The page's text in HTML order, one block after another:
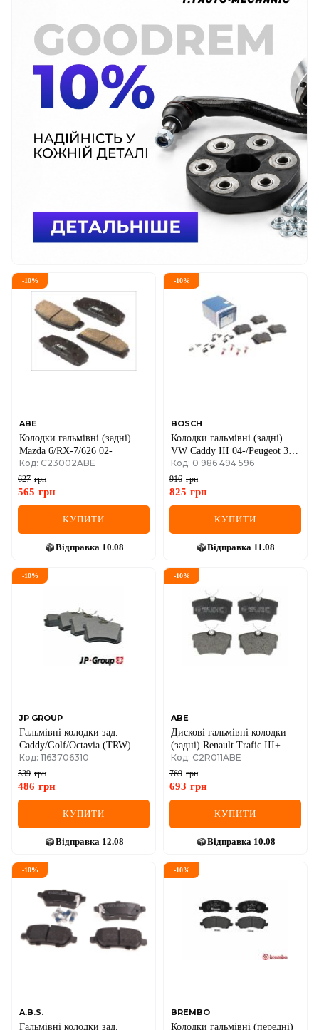
-10%
ABE
Колодки гальмівні (задні)
Mazda 6/RX-7/626 02-
Код: C23002ABE
627 грн
565 грн
КУПИТИ
Відправка 10.08
-10%
BOSCH
Колодки гальмівні (задні)
VW Caddy III 04-/Peugeot 308
07-/Citroen C4 04- (Lucas)
(87.2x53.2x16.3)
Код: 0 986 494 596
916 грн
825 грн
КУПИТИ
Відправка 11.08
-10%
JP GROUP
Гальмівні колодки зад.
Caddy/Golf/Octavia (TRW)
Код: 1163706310
539 грн
486 грн
КУПИТИ
Відправка 12.08
-10%
ABE
Дискові гальмівні колодки
(задні) Renault Trafic III+
Opel Vivaro B 14->
Код: C2R011ABE
769 грн
693 грн
КУПИТИ
Відправка 10.08
-10%
A.B.S.
Гальмівні колодки зад.
-10%
BREMBO
Колодки гальмівні (передні)